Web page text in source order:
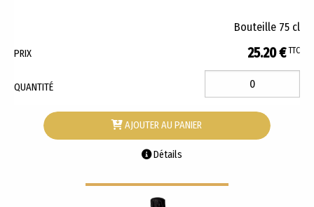
Bouteille 75 cl
PRIX 25.20 € TTC
QUANTITÉ
AJOUTER AU PANIER
Détails